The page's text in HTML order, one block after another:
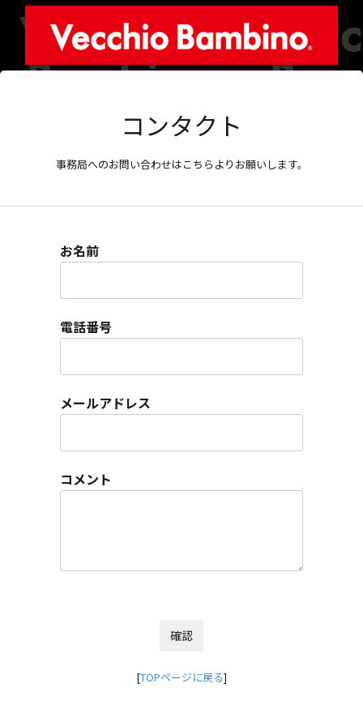
コンタクト
事務局へのお問い合わせはこちらよりお願いします。
お名前
電話番号
メールアドレス
コメント
[TOPページに戻る]